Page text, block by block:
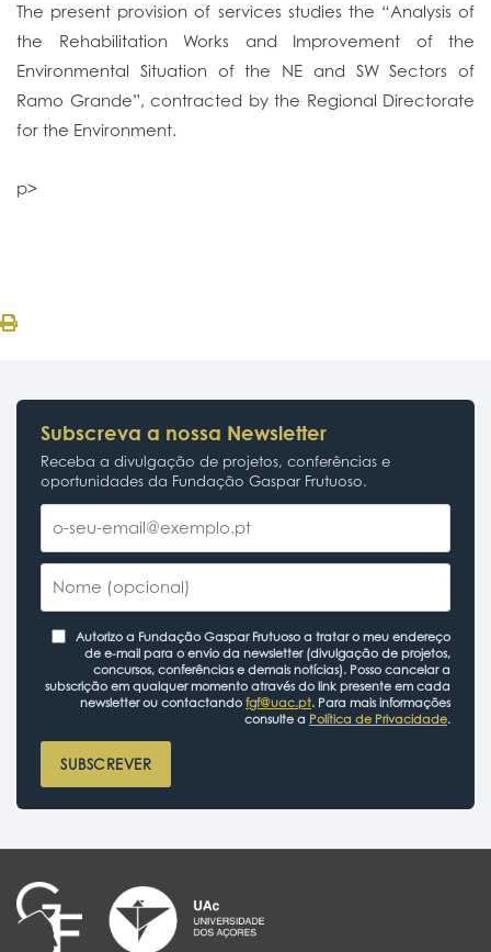
The present provision of services studies the “Analysis of
the Rehabilitation Works and Improvement of the
Environmental Situation of the NE and SW Sectors of
Ramo Grande”, contracted by the Regional Directorate
for the Environment.
p>
Subscreva a nossa Newsletter
Receba a divulgação de projetos, conferências e
oportunidades da Fundação Gaspar Frutuoso.
Autorizo a Fundação Gaspar Frutuoso a tratar o meu endereço
de e-mail para o envio da newsletter (divulgação de projetos,
concursos, conferências e demais notícias). Posso cancelar a
subscrição em qualquer momento através do link presente em cada
newsletter ou contactando fgf@uac.pt. Para mais informações
consulte a Política de Privacidade.
SUBSCREVER